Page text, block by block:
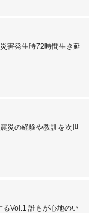
害発生時72時間生き延
災の経験や教訓を次世
Vol.1 誰もが心地のい